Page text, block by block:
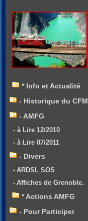
* Info et Actualité
- Historique du CFM
- AMFG
- à Lire 12/2010
- à Lire 07/2011
- Divers
- ARDSL SOS
- Affiches de Grenoble.
* Actions AMFG
- Pour Participer